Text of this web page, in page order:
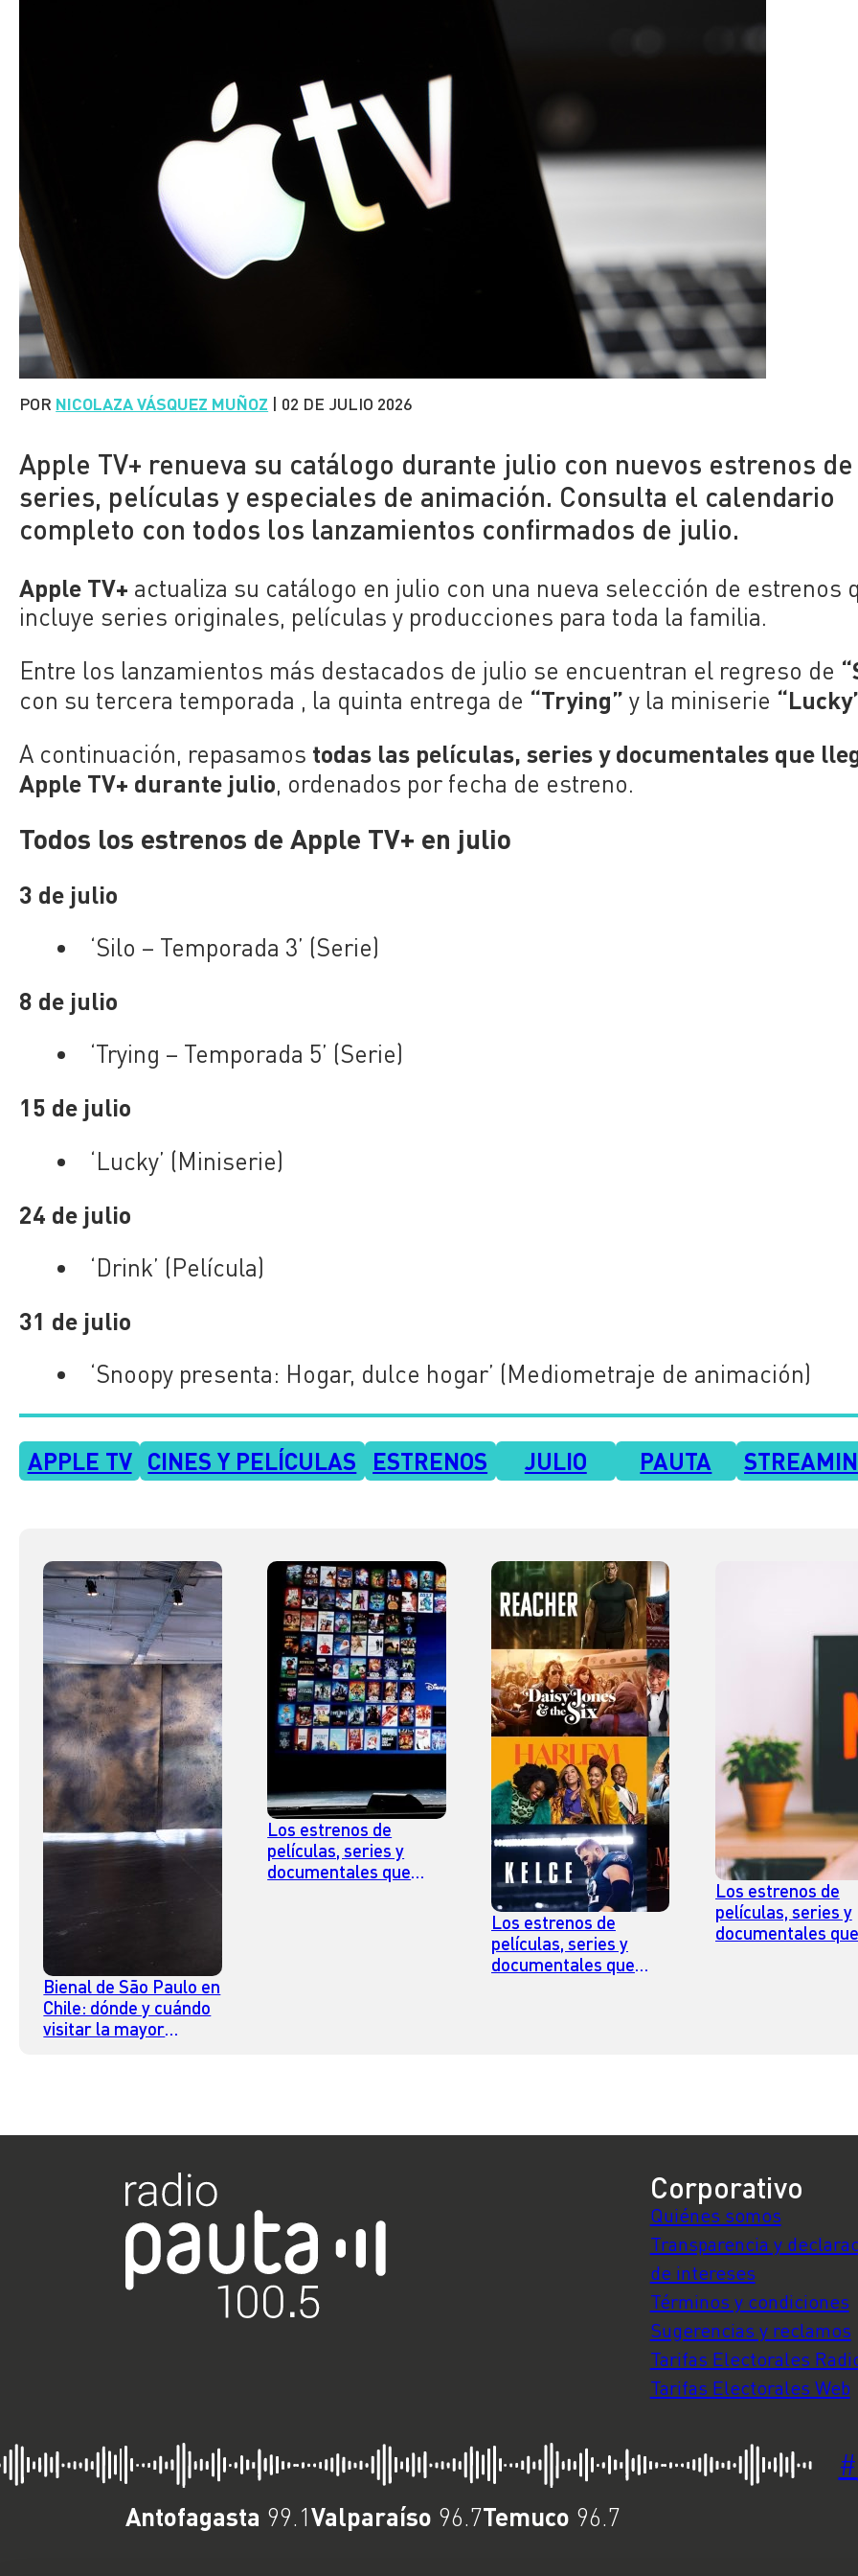
POR NICOLAZA VÁSQUEZ MUÑOZ | 02 DE JULIO 2026
Apple TV+ renueva su catálogo durante julio con nuevos estrenos de
series, películas y especiales de animación. Consulta el calendario
completo con todos los lanzamientos confirmados de julio.
Apple TV+ actualiza su catálogo en julio con una nueva selección de estrenos
incluye series originales, películas y producciones para toda la familia.
Entre los lanzamientos más destacados de julio se encuentran el regreso de
con su tercera temporada , la quinta entrega de “Trying” y la miniserie
A continuación, repasamos todas las películas, series y documentales que
Apple TV+ durante julio, ordenados por fecha de estreno.
Todos los estrenos de Apple TV+ en julio
3 de julio
‘Silo – Temporada 3’ (Serie)
8 de julio
‘Trying – Temporada 5’ (Serie)
15 de julio
‘Lucky’ (Miniserie)
24 de julio
‘Drink’ (Película)
31 de julio
‘Snoopy presenta: Hogar, dulce hogar’ (Mediometraje de animación)
APPLE TV CINES Y PELÍCULAS ESTRENOS JULIO PAUTA
Bienal de São Paulo en
Chile: dónde y cuándo
visitar la mayor
Los estrenos de
películas, series y
documentales que
Los estrenos de
películas, series y
documentales que
Los estrenos de
películas, series y
documentales que
Corporativo
Quiénes somos
Transparencia y
de intereses
Términos y condiciones
Sugerencias y reclamos
Tarifas Electorales
Tarifas Electorales Web
#
Antofagasta 99.1Valparaíso 96.7Temuco 96.7